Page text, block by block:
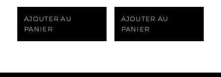
AJOUTER AU
PANIER
AJOUTER AU
PANIER